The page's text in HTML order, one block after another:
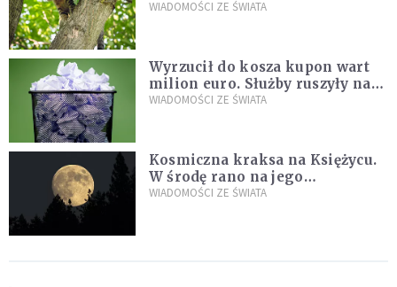
kaczki. W końcu popełnił
WIADOMOŚCI ZE ŚWIATA
Wyrzucił do kosza kupon wart
milion euro. Służby ruszyły na
poszukiwania
WIADOMOŚCI ZE ŚWIATA
Kosmiczna kraksa na Księżycu.
W środę rano na jego
powierzchni dojdzie do
WIADOMOŚCI ZE ŚWIATA